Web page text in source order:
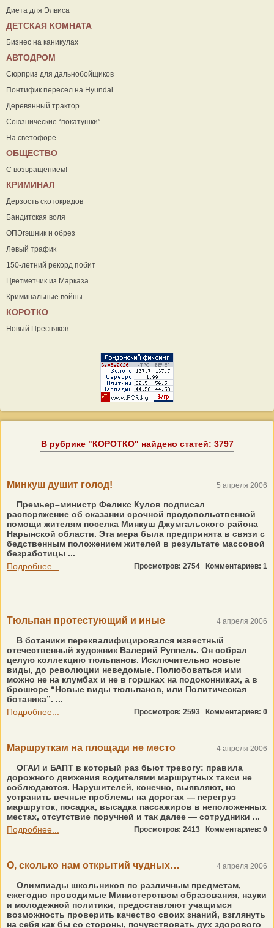
Диета для Элвиса
ДЕТСКАЯ КОМНАТА
Бизнес на каникулах
АВТОДРОМ
Сюрприз для дальнобойщиков
Понтифик пересел на Hyundai
Деревянный трактор
Союзнические “покатушки”
На светофоре
ОБЩЕСТВО
С возвращением!
КРИМИНАЛ
Дерзость скотокрадов
Бандитская воля
ОПЭгэшник и обрез
Левый трафик
150-летний рекорд побит
Цветметчик из Марказа
Криминальные войны
КОРОТКО
Новый Пресняков
В рубрике "КОРОТКО" найдено статей: 3797
Минкуш душит голод! 5 апреля 2006
Премьер–министр Феликс Кулов подписал
распоряжение об оказании срочной продовольственной
помощи жителям поселка Минкуш Джумгальского района
Нарынской области. Эта мера была предпринята в связи с
бедственным положением жителей в результате массовой
безработицы ...
Подробнее...
Просмотров: 2754 Комментариев: 1
Тюльпан протестующий и иные 4 апреля 2006
В ботаники переквалифицировался известный
отечественный художник Валерий Руппель. Он собрал
целую коллекцию тюльпанов. Исключительно новые
виды, до революции неведомые. Полюбоваться ими
можно не на клумбах и не в горшках на подоконниках, а в
брошюре “Новые виды тюльпанов, или Политическая
ботаника”. ...
Подробнее...
Просмотров: 2593 Комментариев: 0
Маршруткам на площади не место 4 апреля 2006
ОГАИ и БАПТ в который раз бьют тревогу: правила
дорожного движения водителями маршрутных такси не
соблюдаются. Нарушителей, конечно, выявляют, но
устранить вечные проблемы на дорогах — перегруз
маршруток, посадка, высадка пассажиров в неположенных
местах, отсутствие поручней и так далее — сотрудники ...
Подробнее...
Просмотров: 2413 Комментариев: 0
О, сколько нам открытий чудных… 4 апреля 2006
Олимпиады школьников по различным предметам,
ежегодно проводимые Министерством образования, науки
и молодежной политики, предоставляют учащимся
возможность проверить качество своих знаний, взглянуть
на себя как бы со стороны, почувствовать дух здорового